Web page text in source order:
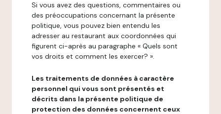
Si vous avez des questions, commentaires ou
des préoccupations concernant la présente
politique, vous pouvez bien entendu les
adresser au restaurant aux coordonnées qui
figurent ci-après au paragraphe « Quels sont
vos droits et comment les exercer? ».
Les traitements de données à caractère
personnel qui vous sont présentés et
décrits dans la présente politique de
protection des données concernent ceux